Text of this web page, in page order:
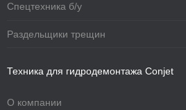
Спецтехника б/у
Раздельщики трещин
Техника для гидродемонтажа Conjet
О компании